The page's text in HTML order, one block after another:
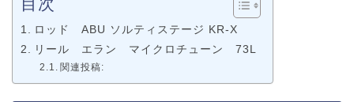
ロッド ABU ソルティステージ KR-X
リール エラン マイクロチューン 73L
関連投稿: